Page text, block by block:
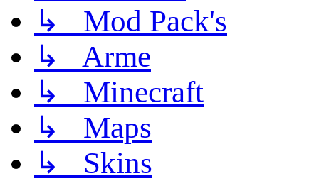
↳ Mod Pack's
↳ Arme
↳ Minecraft
↳ Maps
↳ Skins